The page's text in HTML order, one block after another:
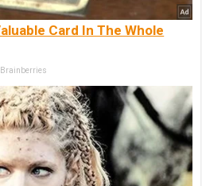
Card In The Whole
Brainberries